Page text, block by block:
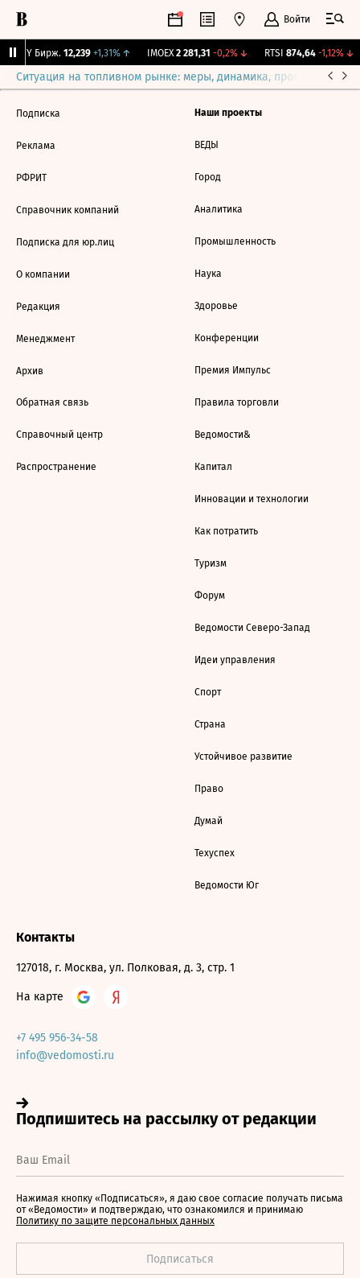
Войти
CNY Бирж. 12,239 +1,31%↑ IMOEX 2 281,31 -0,2%↓ RTSI 874,64 -1,12%↓
Ситуация на топливном рынке: меры, динамика, прогнозы
Подписка
Реклама
РФРИТ
Справочник компаний
Подписка для юр.лиц
О компании
Редакция
Менеджмент
Архив
Обратная связь
Справочный центр
Распространение
Наши проекты
ВЕДЫ
Город
Аналитика
Промышленность
Наука
Здоровье
Конференции
Премия Импульс
Правила торговли
Ведомости&
Капитал
Инновации и технологии
Как потратить
Туризм
Форум
Ведомости Северо-Запад
Идеи управления
Спорт
Страна
Устойчивое развитие
Право
Думай
Техуспех
Ведомости Юг
Контакты
127018, г. Москва, ул. Полковая, д. 3, стр. 1
На карте
+7 495 956-34-58
info@vedomosti.ru
Нажимая кнопку «Подписаться», я даю свое согласие получать письма
от «Ведомости» и подтверждаю, что ознакомился и принимаю
Политику по защите персональных данных